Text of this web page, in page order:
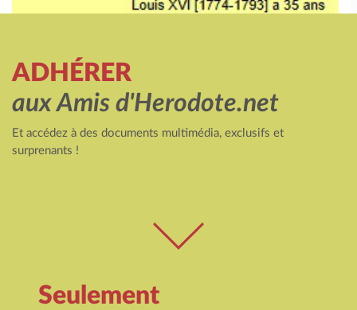
ADHÉRER
aux Amis d'Herodote.net
Et accédez à des documents multimédia, exclusifs et
surprenants !
Seulement